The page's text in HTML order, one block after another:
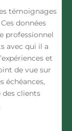
témoignages
données
professionnel
avec qui il a
et
de vue sur
échéances,
des clients